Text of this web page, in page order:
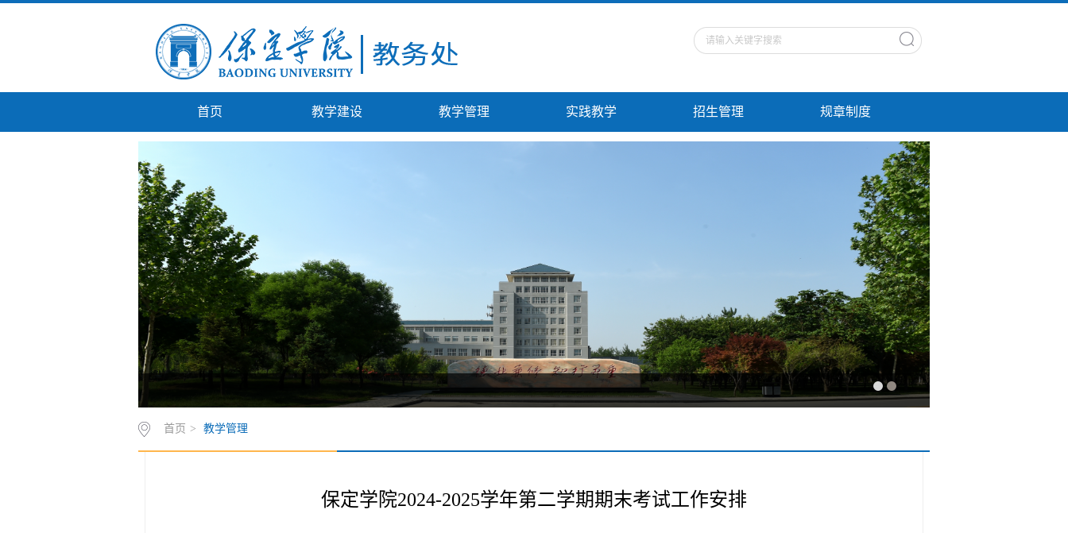
首页 教学建设 教学管理 实践教学 招生管理 规章制度
首页 > 教学管理
保定学院2024-2025学年第二学期期末考试工作安排